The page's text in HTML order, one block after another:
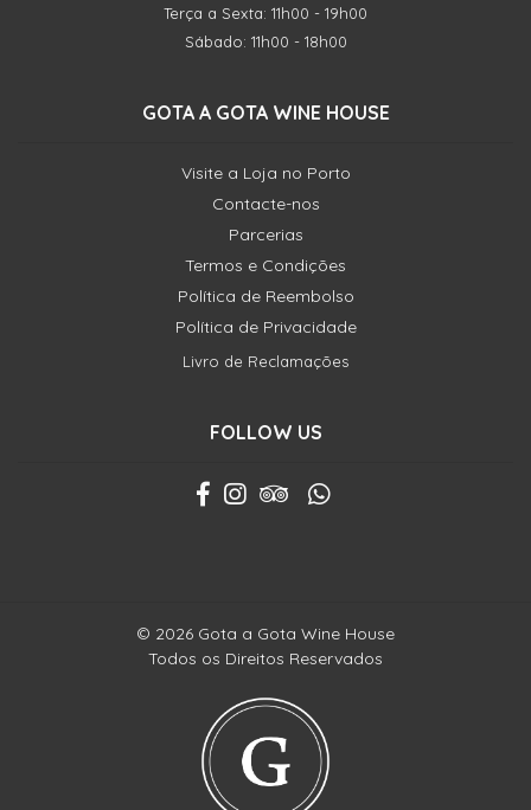
Terça a Sexta: 11h00 - 19h00
Sábado: 11h00 - 18h00
GOTA A GOTA WINE HOUSE
Visite a Loja no Porto
Contacte-nos
Parcerias
Termos e Condições
Política de Reembolso
Política de Privacidade
Livro de Reclamações
FOLLOW US
© 2026 Gota a Gota Wine House
Todos os Direitos Reservados